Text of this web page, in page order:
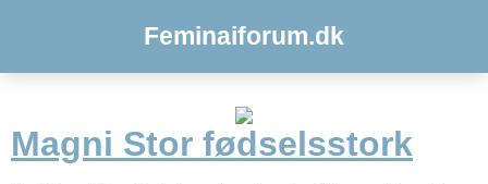
Feminaiforum.dk
Magni Stor fødselsstork